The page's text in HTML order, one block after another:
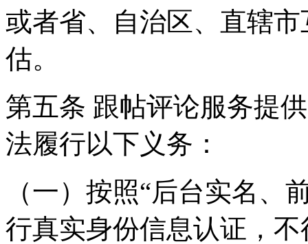
或者省、自治区、直辖
估。
第五条 跟帖评论服务提
法履行以下义务：
（一）按照“后台实名、
行真实身份信息认证，